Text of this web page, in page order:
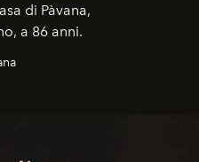
di Pàvana,
a 86 anni.